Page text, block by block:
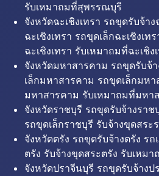
รับเหมาถมที่สุพรรณบุรี
จังหวัดฉะเชิงเทรา รถขุดรับจ้า
ฉะเชิงเทรา รถขุดเล็กฉะเชิงเท
ฉะเชิงเทรา รับเหมาถมที่ฉะเชิง
จังหวัดมหาสารคาม รถขุดรับจ้
เล็กมหาสารคาม รถขุดเล็กมห
มหาสารคาม รับเหมาถมที่มหา
จังหวัดราชบุรี รถขุดรับจ้างราช
รถขุดเล็กราชบุรี รับจ้างขุดสร
จังหวัดตรัง รถขุดรับจ้างตรัง ร
ตรัง รับจ้างขุดสระตรัง รับเหมา
จังหวัดปราจีนบุรี รถขุดรับจ้างป